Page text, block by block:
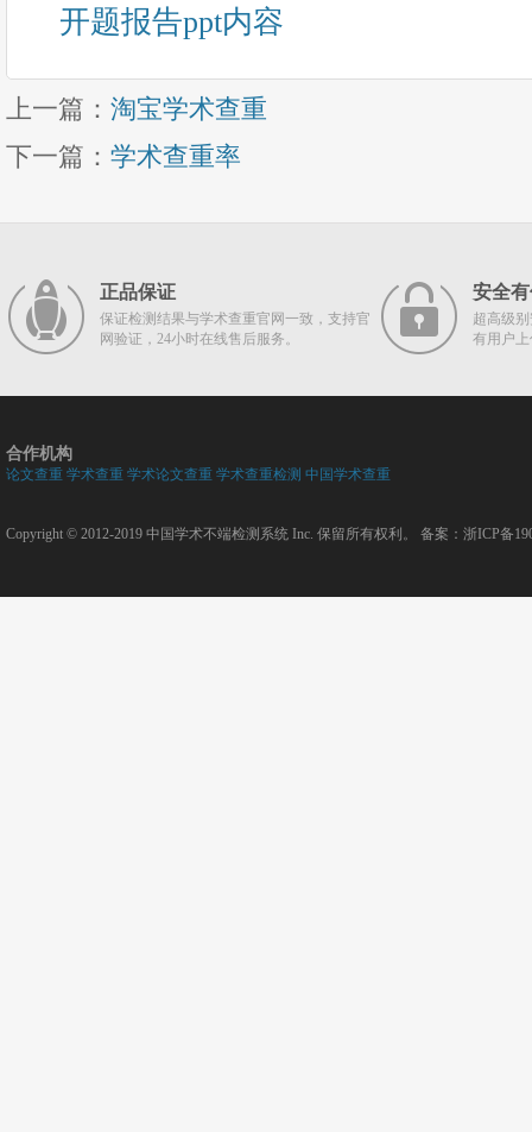
开题报告ppt内容
上一篇： 淘宝学术查重
下一篇： 学术查重率
正品保证
保证检测结果与学术查重官网一致，支持官
网验证，24小时在线售后服务。
安全
超高级
有用户
合作机构
论文查重 学术查重 学术论文查重 学术查重检测 中国学术查重
Copyright © 2012-2019 中国学术不端检测系统 Inc. 保留所有权利。 备案： 浙ICP备